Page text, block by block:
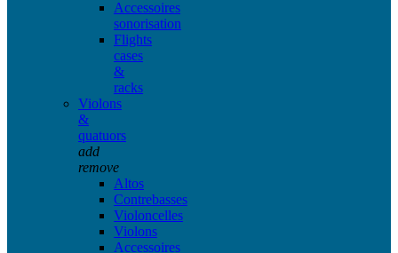
Accessoires
sonorisation
Flights
cases
&
racks
Violons
&
quatuors
add
remove
Altos
Contrebasses
Violoncelles
Violons
Accessoires